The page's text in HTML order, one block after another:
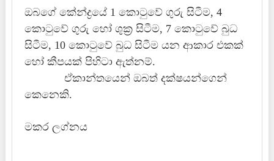
ඔබගේ කේන්ද්‍රයේ 1 කොටුවේ ගුරු සිටීම, 4
කොටුවේ ගුරු හෝ ශුක්‍ර සිටීම, 7 කොටුවේ බුධ
සිටීම, 10 කොටුවේ බුධ සිටීම යන ආකාර එකක්
හෝ කීපයක් පිහිටා ඇත්නම්.
ඒකාන්තයෙන් ඔබත් දක්ෂයන්ගෙන්
කෙනෙකි.
මකර ලග්නය